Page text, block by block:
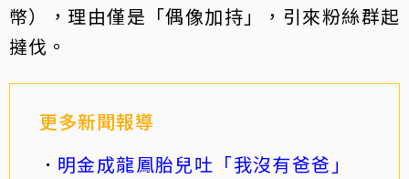
幣），理由僅是「偶像加持」，引來粉絲群起
撻伐。
更多新聞報導
明金成龍鳳胎兒吐「我沒有爸爸」